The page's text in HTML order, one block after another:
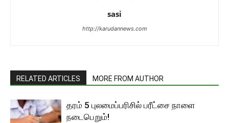
sasi
http://karudannews.com
RELATED ARTICLES MORE FROM AUTHOR
தரம் 5 புலமைப்பரிசில் பரீட்சை நாளை
நடைபெறும்!